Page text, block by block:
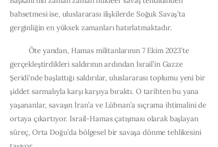
bahsetmesi ise, uluslararası ilişkilerde Soğuk Savaş’ta
gerginliğin en yüksek zamanları hatırlatmaktadır.
Öte yandan, Hamas militanlarının 7 Ekim 2023’te
gerçekleştirdikleri saldırının ardından İsrail’in Gazze
Şeridi’nde başlattığı saldırılar, uluslararası toplumu yeni bir
şiddet sarmalıyla karşı karşıya bıraktı. O tarihten bu yana
yaşananlar, savaşın İran’a ve Lübnan’a sıçrama ihtimalini de
ortaya çıkartıyor. İsrail-Hamas çatışması olarak başlayan
süreç, Orta Doğu’da bölgesel bir savaşa dönme tehlikesini